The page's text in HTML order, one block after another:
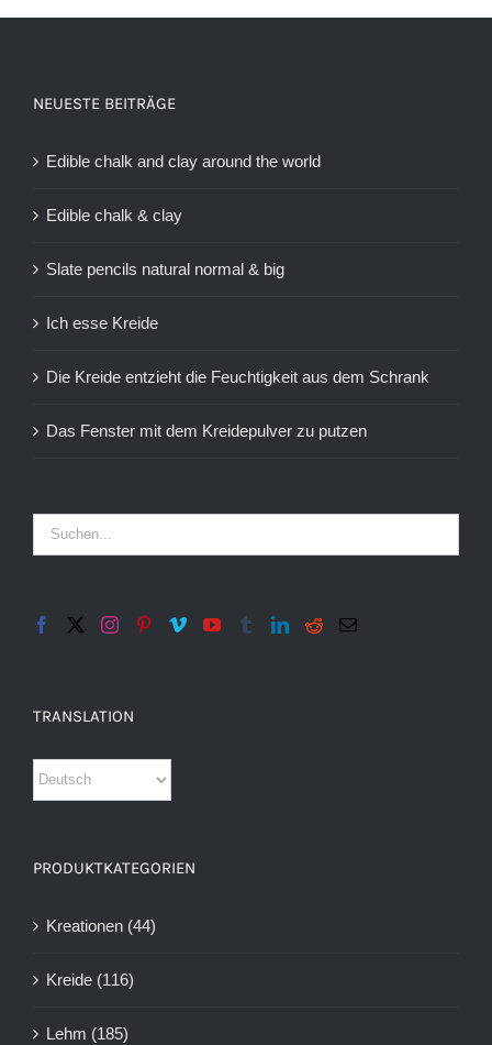
NEUESTE BEITRÄGE
Edible chalk and clay around the world
Edible chalk & clay
Slate pencils natural normal & big
Ich esse Kreide
Die Kreide entzieht die Feuchtigkeit aus dem Schrank
Das Fenster mit dem Kreidepulver zu putzen
TRANSLATION
PRODUKTKATEGORIEN
Kreationen (44)
Kreide (116)
Lehm (185)